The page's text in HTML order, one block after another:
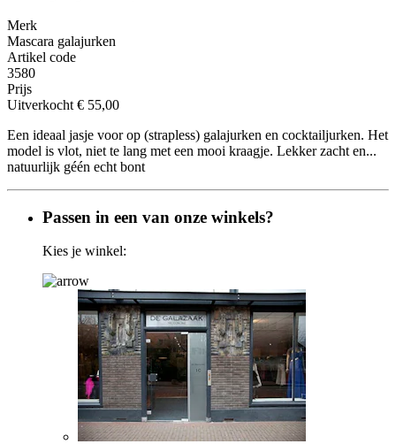
Merk
Mascara galajurken
Artikel code
3580
Prijs
Uitverkocht € 55,00
Een ideaal jasje voor op (strapless) galajurken en cocktailjurken. Het
model is vlot, niet te lang met een mooi kraagje. Lekker zacht en...
natuurlijk géén echt bont
Passen in een van onze winkels?
Kies je winkel: